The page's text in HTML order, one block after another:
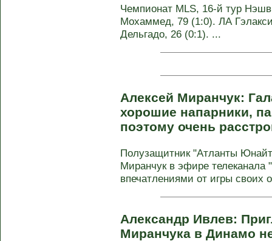
Чемпионат MLS, 16-й тур
Мохаммед, 79 (1:0). ЛА
Дельгадо, 26 (0:1). ...
Алексей Миранчук:
хорошие напарники,
поэтому очень
Полузащитник "Атланты
Миранчук в эфире телеканала
впечатлениями от игры своих
Александр Ивлев:
Миранчука в Динамо